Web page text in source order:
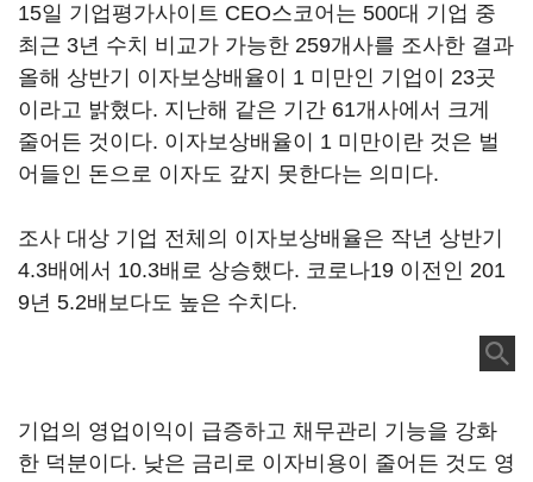
15일 기업평가사이트 CEO스코어는 500대 기업 중
최근 3년 수치 비교가 가능한 259개사를 조사한 결과
올해 상반기 이자보상배율이 1 미만인 기업이 23곳
이라고 밝혔다. 지난해 같은 기간 61개사에서 크게
줄어든 것이다. 이자보상배율이 1 미만이란 것은 벌
어들인 돈으로 이자도 갚지 못한다는 의미다.
조사 대상 기업 전체의 이자보상배율은 작년 상반기
4.3배에서 10.3배로 상승했다. 코로나19 이전인 201
9년 5.2배보다도 높은 수치다.
기업의 영업이익이 급증하고 채무관리 기능을 강화
한 덕분이다. 낮은 금리로 이자비용이 줄어든 것도 영